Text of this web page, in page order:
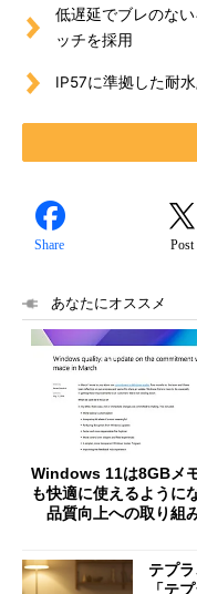
低遅延でブレのな
ッチを採用
IP57に準拠した耐
Share Post
あなたにオススメ
Windows 11は8GBメ
も快適に使えるように
品質向上への取り組
テプ
「テ